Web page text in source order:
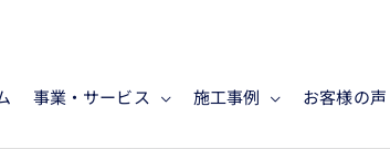
事業・サービス 施工事例 お客様の声